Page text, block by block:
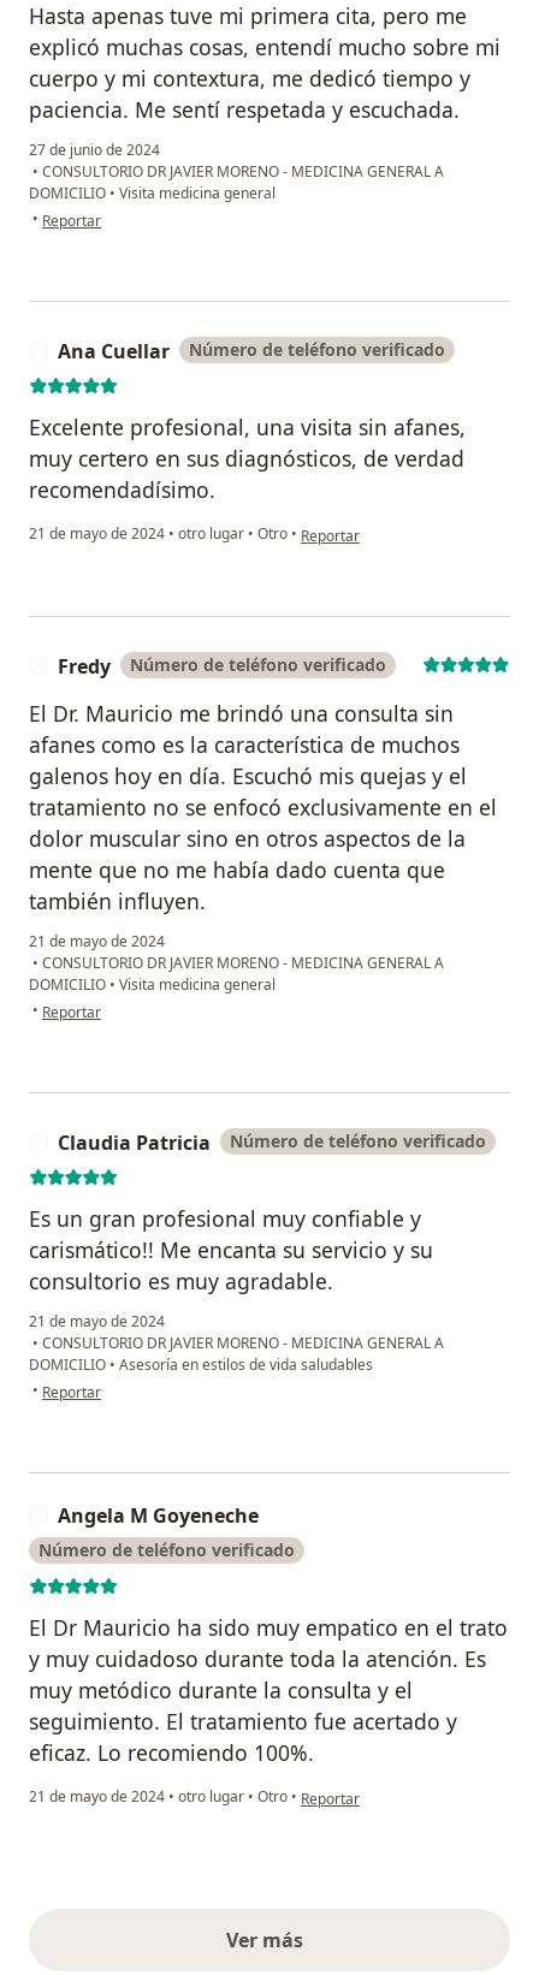
Hasta apenas tuve mi primera cita, pero me
explicó muchas cosas, entendí mucho sobre mi
cuerpo y mi contextura, me dedicó tiempo y
paciencia. Me sentí respetada y escuchada.
27 de junio de 2024
• CONSULTORIO DR JAVIER MORENO - MEDICINA GENERAL A
DOMICILIO • Visita medicina general
• en opinión del usuario Carlos
Reportar
Ana Cuellar Número de teléfono verificado
Excelente profesional, una visita sin afanes,
muy certero en sus diagnósticos, de verdad
recomendadísimo.
21 de mayo de 2024 • otro lugar • Otro • en opinión del usuario Ana Cuellar
Reportar
Fredy Número de teléfono verificado
El Dr. Mauricio me brindó una consulta sin
afanes como es la característica de muchos
galenos hoy en día. Escuchó mis quejas y el
tratamiento no se enfocó exclusivamente en el
dolor muscular sino en otros aspectos de la
mente que no me había dado cuenta que
también influyen.
21 de mayo de 2024
• CONSULTORIO DR JAVIER MORENO - MEDICINA GENERAL A
DOMICILIO • Visita medicina general
• en opinión del usuario Fredy
Reportar
Claudia Patricia Número de teléfono verificado
Es un gran profesional muy confiable y
carismático!! Me encanta su servicio y su
consultorio es muy agradable.
21 de mayo de 2024
• CONSULTORIO DR JAVIER MORENO - MEDICINA GENERAL A
DOMICILIO • Asesoría en estilos de vida saludables
• en opinión del usuario Claudia Patricia
Reportar
Angela M Goyeneche
Número de teléfono verificado
El Dr Mauricio ha sido muy empatico en el trato
y muy cuidadoso durante toda la atención. Es
muy metódico durante la consulta y el
seguimiento. El tratamiento fue acertado y
eficaz. Lo recomiendo 100%.
21 de mayo de 2024 • otro lugar • Otro • en opinión del usuario Angela M
Reportar
Ver másopiniones anteriores